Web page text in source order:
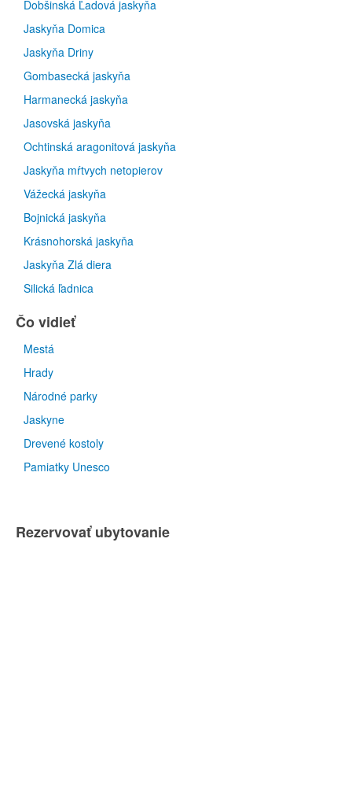
Dobšinská Ľadová jaskyňa
Jaskyňa Domica
Jaskyňa Driny
Gombasecká jaskyňa
Harmanecká jaskyňa
Jasovská jaskyňa
Ochtinská aragonitová jaskyňa
Jaskyňa mŕtvych netopierov
Vážecká jaskyňa
Bojnická jaskyňa
Krásnohorská jaskyňa
Jaskyňa Zlá diera
Silická ľadnica
Čo vidieť
Mestá
Hrady
Národné parky
Jaskyne
Drevené kostoly
Pamiatky Unesco
Rezervovať ubytovanie